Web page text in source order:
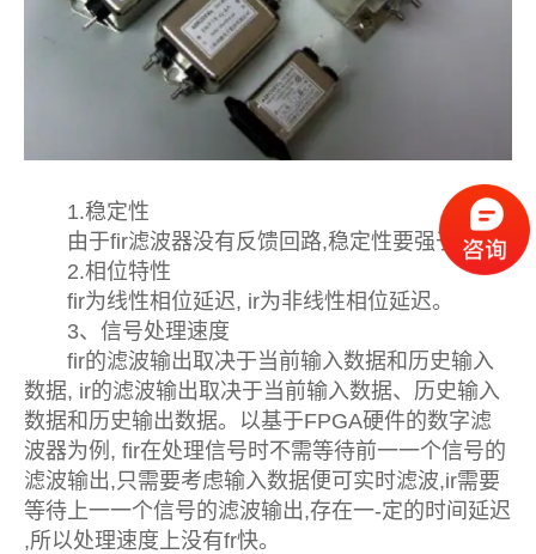
1.稳定性
由于fir滤波器没有反馈回路,稳定性要强于ir.
2.相位特性
fir为线性相位延迟, ir为非线性相位延迟。
3、信号处理速度
fir的滤波输出取决于当前输入数据和历史输入
数据, ir的滤波输出取决于当前输入数据、历史输入
数据和历史输出数据。以基于FPGA硬件的数字滤
波器为例, fir在处理信号时不需等待前一一个信号的
滤波输出,只需要考虑输入数据便可实时滤波,ir需要
等待上一一个信号的滤波输出,存在一-定的时间延迟
,所以处理速度上没有fr快。